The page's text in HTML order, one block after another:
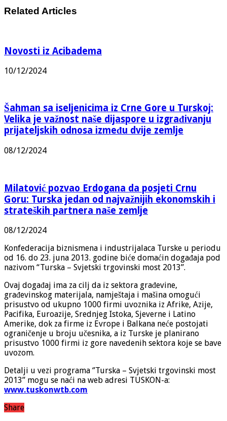
Related Articles
Novosti iz Acibadema
10/12/2024
Šahman sa iseljenicima iz Crne Gore u Turskoj:
Velika je važnost naše dijaspore u izgrađivanju
prijateljskih odnosa između dvije zemlje
08/12/2024
Milatović pozvao Erdogana da posjeti Crnu
Goru: Turska jedan od najvažnijih ekonomskih i
strateških partnera naše zemlje
08/12/2024
Konfederacija biznismena i industrijalaca Turske u periodu
od 16. do 23. juna 2013. godine biće domaćin događaja pod
nazivom “Turska – Svjetski trgovinski most 2013”.
Ovaj događaj ima za cilj da iz sektora građevine,
građevinskog materijala, namještaja i mašina omogući
prisustvo od ukupno 1000 firmi uvoznika iz Afrike, Azije,
Pacifika, Euroazije, Srednjeg Istoka, Sjeverne i Latino
Amerike, dok za firme iz Evrope i Balkana neće postojati
ograničenje u broju učesnika, a iz Turske je planirano
prisustvo 1000 firmi iz gore navedenih sektora koje se bave
uvozom.
Detalji u vezi programa ‘’Turska – Svjetski trgovinski most
2013’’ mogu se naći na web adresi TUSKON-a:
www.tuskonwtb.com
Share